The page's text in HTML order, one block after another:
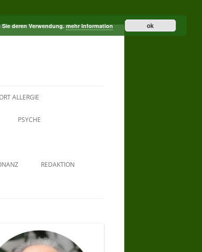
ALLERGIE
PSYCHE
REDAKTION
Sie deren Verwendung.mehr Information ok